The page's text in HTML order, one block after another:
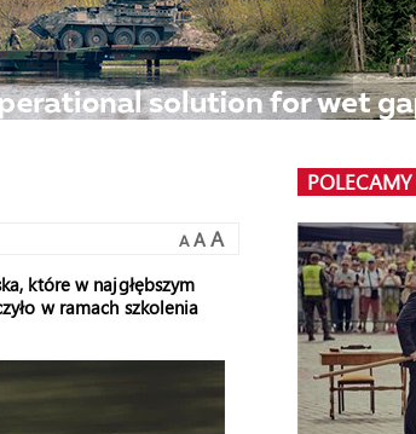
A A A
które w najgłębszym
w ramach szkolenia
POLECAMY